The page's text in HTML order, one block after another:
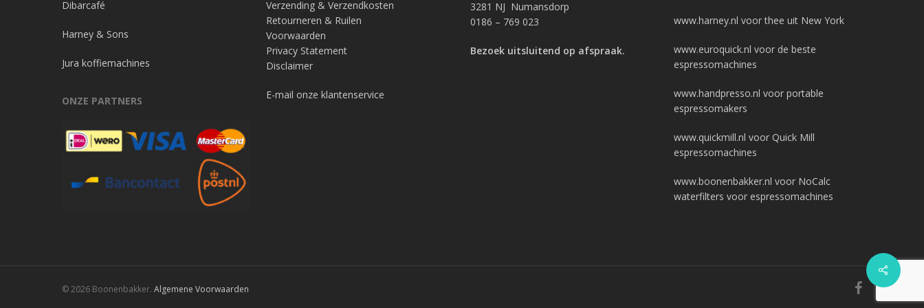
Share
Dibarcafé
Harney & Sons
Jura koffiemachines
ONZE PARTNERS
Verzending & Verzendkosten
Retourneren & Ruilen
Voorwaarden
Privacy Statement
Disclaimer
E-mail onze klantenservice
3281 NJ Numansdorp
0186 – 769 023
Bezoek uitsluitend op afspraak.
www.harney.nl voor thee uit New York
www.euroquick.nl voor de beste
espressomachines
www.handpresso.nl voor portable
espressomakers
www.quickmill.nl voor Quick Mill
espressomachines
www.boonenbakker.nl voor NoCalc
waterfilters voor espressomachines
© 2026 Boonenbakker. Algemene Voorwaarden facebook